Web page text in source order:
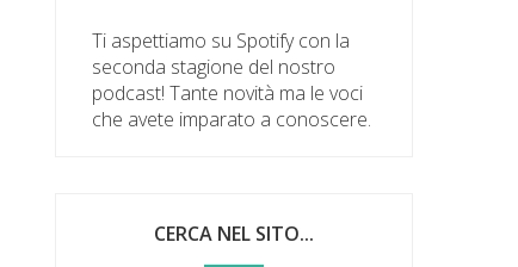
Ti aspettiamo su Spotify con la
seconda stagione del nostro
podcast! Tante novità ma le voci
che avete imparato a conoscere.
CERCA NEL SITO...